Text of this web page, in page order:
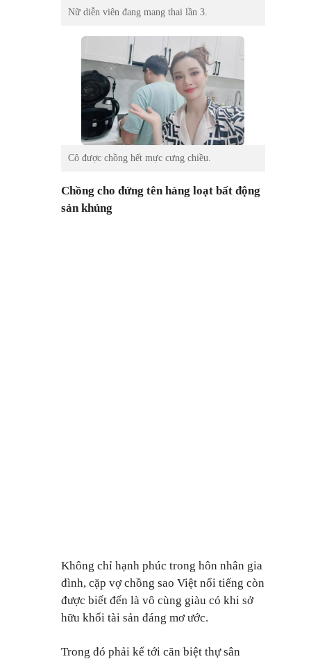
Nữ diễn viên đang mang thai lần 3.
Cô được chồng hết mực cưng chiều.
Chồng cho đứng tên hàng loạt bất động
sản khủng
Không chỉ hạnh phúc trong hôn nhân gia
đình, cặp vợ chồng sao Việt nổi tiếng còn
được biết đến là vô cùng giàu có khi sở
hữu khối tài sản đáng mơ ước.
Trong đó phải kể tới căn biệt thự sân